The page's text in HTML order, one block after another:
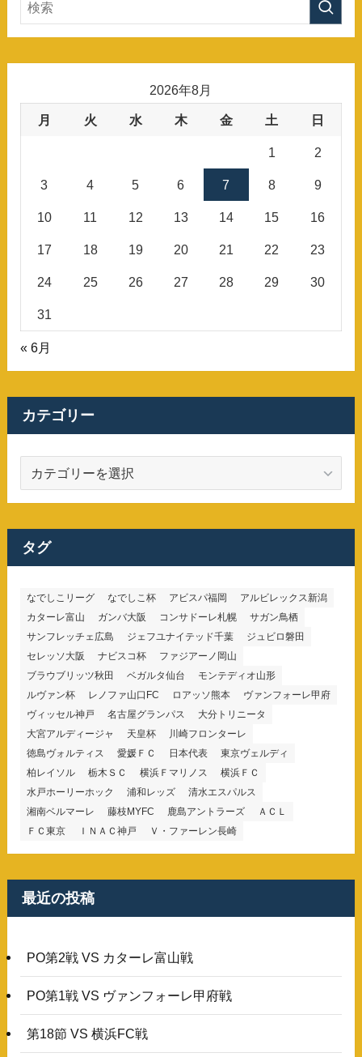
2026年8月
月 火 水 木 金 土 日
1 2
3 4 5 6 7 8 9
10 11 12 13 14 15 16
17 18 19 20 21 22 23
24 25 26 27 28 29 30
31
« 6月
カテゴリー
ゴ
ー
タグ
なでしこリーグ なでしこ杯 アビスパ福岡
アルビレックス新潟
カターレ富山
ガンバ大阪 コンサドーレ札幌
サガン鳥栖
サンフレッチェ広島
ジェフユナイテッド千葉
ジュビロ磐田
セレッソ大阪
ナビスコ杯
ファジアーノ岡山
ブラウブリッツ秋田
ベガルタ仙台
モンテディオ山形
ルヴァン杯
レノファ山口FC ロアッソ熊本
ヴァンフォーレ甲府
ヴィッセル神戸
名古屋グランパス
大分トリニータ
大宮アルディージャ
天皇杯
川崎フロンターレ
徳島ヴォルティス
愛媛ＦＣ 日本代表
東京ヴェルディ
柏レイソル
栃木ＳＣ 横浜Ｆマリノス
横浜ＦＣ
水戸ホーリーホック
浦和レッズ
清水エスパルス
湘南ベルマーレ
藤枝MYFC 鹿島アントラーズ
ＡＣＬ
ＦＣ東京
ＩＮＡＣ神戸 Ｖ・ファーレン長崎
最近の投稿
PO第2戦 VS カターレ富山戦
PO第1戦 VS ヴァンフォーレ甲府戦
第18節 VS 横浜FC戦